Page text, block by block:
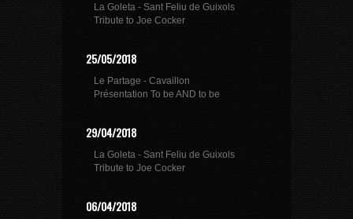
La Goleta - Sant Feliu de Guixols
Tribute to Joe Cocker
25/05/2018
Le Partage - Cavaillon
Présentation To be AND to be
29/04/2018
La Goleta - Sant Feliu de Guixols
Tribute to Joe Cocker
06/04/2018